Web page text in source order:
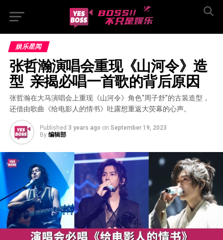
娱乐星闻
张哲瀚演唱会重现《山河令》造
型  亲揭必唱一首歌的背后原因
张哲瀚在大马演唱会上重现《山河令》角色“周子舒”的古装造型，
还借由歌曲《给电影人的情书》吐露想重返大荧幕的心声。
Published 3 years ago on September 19, 2023
By 编辑部